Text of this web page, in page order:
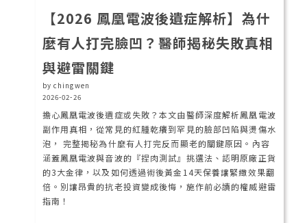
【2026 鳳凰電波後遺症解析】為什
麼有人打完臉凹？醫師揭秘失敗真相
與避雷關鍵
by chingwen
2026-02-26
擔心鳳凰電波後遺症或失敗？本文由醫師深度解析鳳凰電波
副作用真相，從常見的紅腫乾癢到罕見的臉部凹陷與燙傷水
泡， 完整揭秘為什麼有人打完反而顯老的關鍵原因。內容
涵蓋鳳凰電波與音波的『捏肉測試』挑選法、認明原廠正貨
的3大金律，以及如何透過術後黃金14天保養讓緊緻效果翻
倍。別讓昂貴的抗老投資變成後悔，施作前必讀的權威避雷
指南！